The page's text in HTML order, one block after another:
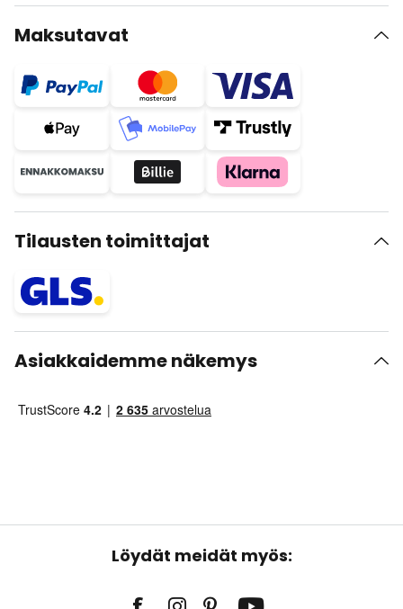
Maksutavat
Tilausten toimittajat
Asiakkaidemme näkemys
Löydät meidät myös: